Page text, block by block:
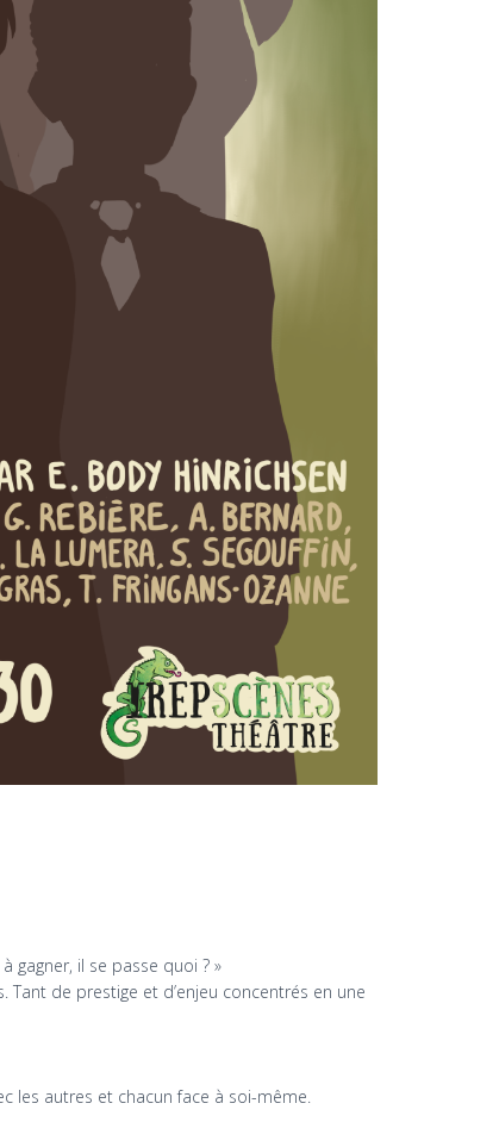
gagner, il se passe quoi ? »
de prestige et d’enjeu concentrés en une
les autres et chacun face à soi-même.